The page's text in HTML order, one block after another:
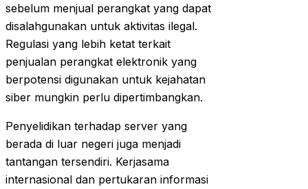
sebelum menjual perangkat yang dapat
disalahgunakan untuk aktivitas ilegal.
Regulasi yang lebih ketat terkait
penjualan perangkat elektronik yang
berpotensi digunakan untuk kejahatan
siber mungkin perlu dipertimbangkan.
Penyelidikan terhadap server yang
berada di luar negeri juga menjadi
tantangan tersendiri. Kerjasama
internasional dan pertukaran informasi